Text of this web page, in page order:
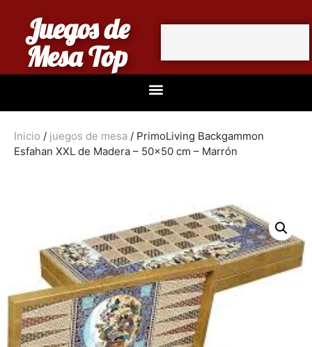
Juegos de
Mesa Top
Inicio / juegos de mesa / PrimoLiving Backgammon
Esfahan XXL de Madera – 50×50 cm – Marrón